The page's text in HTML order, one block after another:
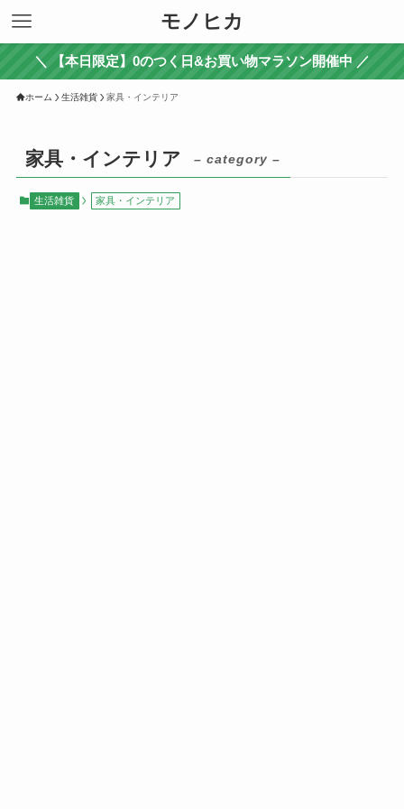
モノヒカ
＼ 【本日限定】0のつく日&お買い物マラソン開催中 ／
ホーム 生活雑貨 家具・インテリア
家具・インテリア – category –
生活雑貨 家具・インテリア